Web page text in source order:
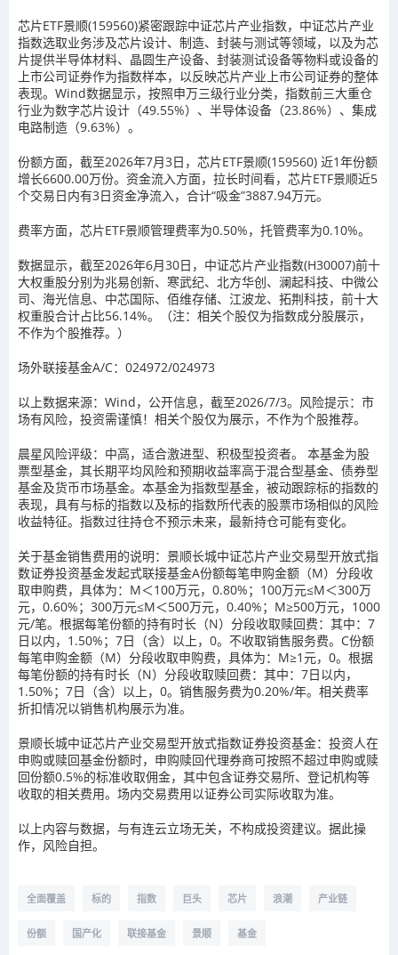
芯片ETF景顺(159560)紧密跟踪中证芯片产业指数，中证芯片产业
指数选取业务涉及芯片设计、制造、封装与测试等领域，以及为芯
片提供半导体材料、晶圆生产设备、封装测试设备等物料或设备的
上市公司证券作为指数样本，以反映芯片产业上市公司证券的整体
表现。Wind数据显示，按照申万三级行业分类，指数前三大重仓
行业为数字芯片设计（49.55%）、半导体设备（23.86%）、集成
电路制造（9.63%）。
份额方面，截至2026年7月3日，芯片ETF景顺(159560) 近1年份额
增长6600.00万份。资金流入方面，拉长时间看，芯片ETF景顺近5
个交易日内有3日资金净流入，合计“吸金”3887.94万元。
费率方面，芯片ETF景顺管理费率为0.50%，托管费率为0.10%。
数据显示，截至2026年6月30日，中证芯片产业指数(H30007)前十
大权重股分别为兆易创新、寒武纪、北方华创、澜起科技、中微公
司、海光信息、中芯国际、佰维存储、江波龙、拓荆科技，前十大
权重股合计占比56.14%。（注：相关个股仅为指数成分股展示，
不作为个股推荐。）
场外联接基金A/C：024972/024973
以上数据来源：Wind，公开信息，截至2026/7/3。风险提示：市
场有风险，投资需谨慎！相关个股仅为展示，不作为个股推荐。
晨星风险评级：中高，适合激进型、积极型投资者。 本基金为股
票型基金，其长期平均风险和预期收益率高于混合型基金、债券型
基金及货币市场基金。本基金为指数型基金，被动跟踪标的指数的
表现，具有与标的指数以及标的指数所代表的股票市场相似的风险
收益特征。指数过往持仓不预示未来，最新持仓可能有变化。
关于基金销售费用的说明：景顺长城中证芯片产业交易型开放式指
数证券投资基金发起式联接基金A份额每笔申购金额（M）分段收
取申购费，具体为：M＜100万元，0.80%；100万元≤M＜300万
元，0.60%；300万元≤M＜500万元，0.40%；M≥500万元，1000
元/笔。根据每笔份额的持有时长（N）分段收取赎回费：其中：7
日以内，1.50%；7日（含）以上，0。不收取销售服务费。C份额
每笔申购金额（M）分段收取申购费，具体为：M≥1元，0。根据
每笔份额的持有时长（N）分段收取赎回费：其中：7日以内，
1.50%；7日（含）以上，0。销售服务费为0.20%/年。相关费率
折扣情况以销售机构展示为准。
景顺长城中证芯片产业交易型开放式指数证券投资基金：投资人在
申购或赎回基金份额时，申购赎回代理券商可按照不超过申购或赎
回份额0.5%的标准收取佣金，其中包含证券交易所、登记机构等
收取的相关费用。场内交易费用以证券公司实际收取为准。
以上内容与数据，与有连云立场无关，不构成投资建议。据此操
作，风险自担。
全面覆盖 标的 指数 巨头 芯片 浪潮 产业链
份额 国产化 联接基金 景顺 基金